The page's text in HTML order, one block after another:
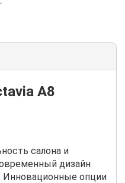
A8
салона и
дизайн
Инновационные опции